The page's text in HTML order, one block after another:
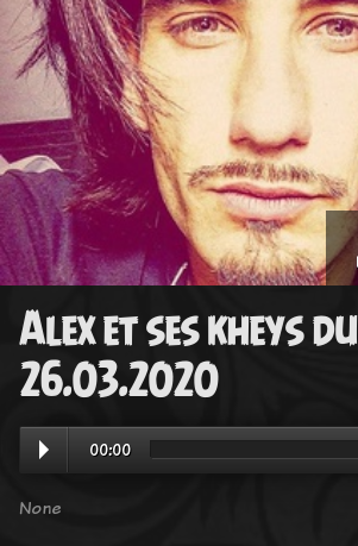
Alex et ses kheys du
26.03.2020
00:00
None